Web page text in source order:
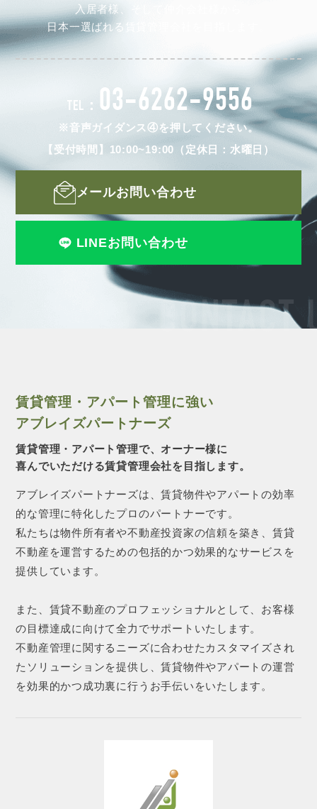
CONTACT
入居者様、そして仲介会社様から
日本一選ばれる賃貸管理会社を目指します。
TEL： 03-6262-9556
※音声ガイダンス④を押してください。
【受付時間】10:00~19:00（定休日：水曜日）
メールお問い合わせ
LINEお問い合わせ
賃貸管理・アパート管理に強い
アブレイズパートナーズ
賃貸管理・アパート管理で、オーナー様に
喜んでいただける賃貸管理会社を目指します。
アブレイズパートナーズは、賃貸物件やアパートの効率
的な管理に特化したプロのパートナーです。
私たちは物件所有者や不動産投資家の信頼を築き、賃貸
不動産を運営するための包括的かつ効果的なサービスを
提供しています。
また、賃貸不動産のプロフェッショナルとして、お客様
の目標達成に向けて全力でサポートいたします。
不動産管理に関するニーズに合わせたカスタマイズされ
たソリューションを提供し、賃貸物件やアパートの運営
を効果的かつ成功裏に行うお手伝いをいたします。